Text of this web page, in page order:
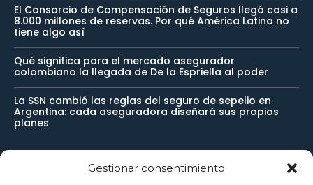
Gestionar consentimiento
El Consorcio de Compensación de Seguros llegó casi a
8.000 millones de reservas. Por qué América Latina no
tiene algo así
Qué significa para el mercado asegurador
colombiano la llegada de De la Espriella al poder
La SSN cambió las reglas del seguro de sepelio en
Argentina: cada aseguradora diseñará sus propios
planes
Newsletter